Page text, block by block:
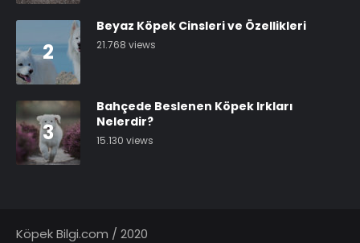
2
Beyaz Köpek Cinsleri ve Özellikleri
21.768 views
3
Bahçede Beslenen Köpek Irkları
Nelerdir?
15.130 views
Köpek Bilgi.com / 2020